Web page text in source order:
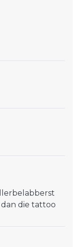
die tattoo